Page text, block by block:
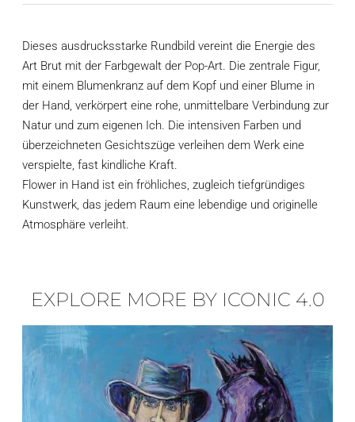
Dieses ausdrucksstarke Rundbild vereint die Energie des
Art Brut mit der Farbgewalt der Pop-Art. Die zentrale Figur,
mit einem Blumenkranz auf dem Kopf und einer Blume in
der Hand, verkörpert eine rohe, unmittelbare Verbindung zur
Natur und zum eigenen Ich. Die intensiven Farben und
überzeichneten Gesichtszüge verleihen dem Werk eine
verspielte, fast kindliche Kraft.
Flower in Hand ist ein fröhliches, zugleich tiefgründiges
Kunstwerk, das jedem Raum eine lebendige und originelle
Atmosphäre verleiht.
EXPLORE MORE BY ICONIC 4.0